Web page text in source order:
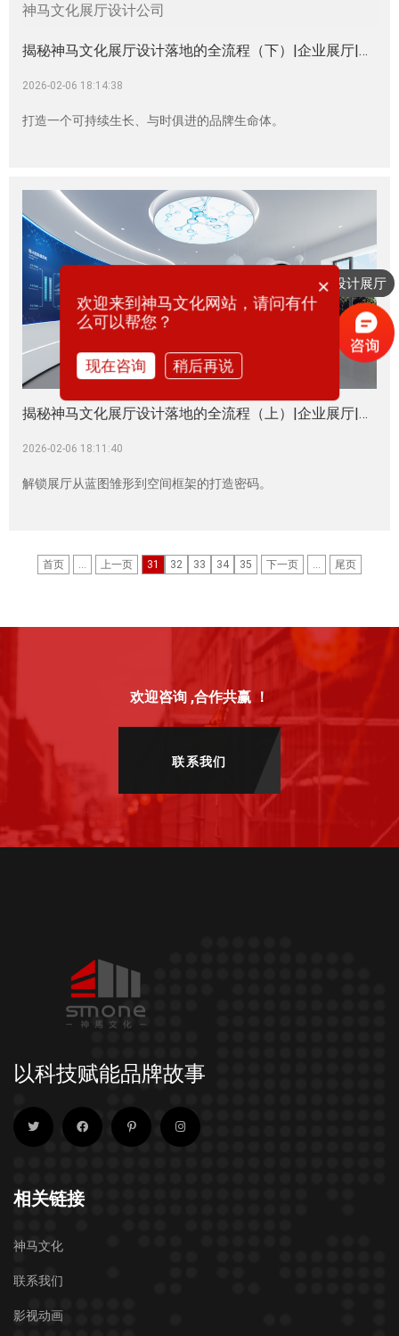
揭秘神马文化展厅设计落地的全流程（下）|企业展厅|生物科技展厅|生物医药展厅|中医药展厅|医疗器械展厅|神马文化展厅设计公司
2026-02-06 18:14:38
打造一个可持续生长、与时俱进的品牌生命体。
揭秘神马文化展厅设计落地的全流程（上）|企业展厅|生物科技展厅|生物医药展厅|中医药展厅|医疗器械展厅|神马文化展厅设计公司
2026-02-06 18:11:40
解锁展厅从蓝图雏形到空间框架的打造密码。
首页 上一页 31 32 33 34 35 下一页 尾页
欢迎咨询 ,合作共赢 ！
联系我们
以科技赋能品牌故事
相关链接
神马文化
联系我们
影视动画
想要设计展厅
×
欢迎来到神马文化网站，请问有什
么可以帮您？
现在咨询 稍后再说